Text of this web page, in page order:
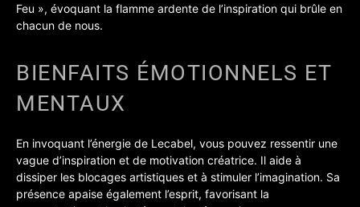
Feu », évoquant la flamme ardente de l’inspiration qui brûle en
chacun de nous.
BIENFAITS ÉMOTIONNELS ET
MENTAUX
En invoquant l’énergie de Lecabel, vous pouvez ressentir une
vague d’inspiration et de motivation créatrice. Il aide à
dissiper les blocages artistiques et à stimuler l’imagination. Sa
présence apaise également l’esprit, favorisant la